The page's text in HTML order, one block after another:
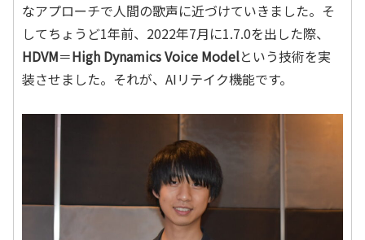
なアプローチで人間の歌声に近づけていきました。そ
してちょうど1年前、2022年7月に1.7.0を出した際、
HDVM＝High Dynamics Voice Modelという技術を実
装させました。それが、AIリテイク機能です。